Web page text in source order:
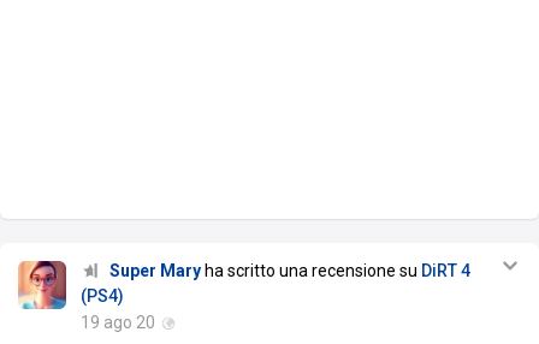
Super Mary ha scritto una recensione su DiRT 4
(PS4)
19 ago 20